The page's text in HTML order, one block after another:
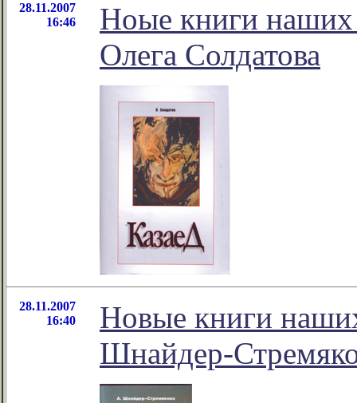
28.11.2007
16:46
Ноые книги наших
Олега Солдатова
28.11.2007
16:40
Новые книги
Шнайдер-